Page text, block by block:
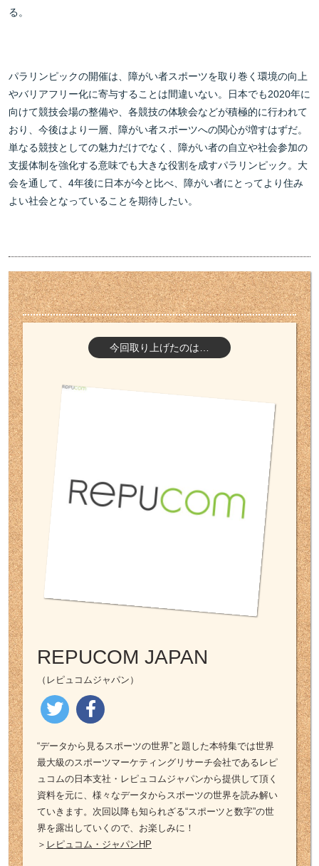
る。
パラリンピックの開催は、障がい者スポーツを取り巻く環境の向上
やバリアフリー化に寄与することは間違いない。日本でも2020年に
向けて競技会場の整備や、各競技の体験会などが積極的に行われて
おり、今後はより一層、障がい者スポーツへの関心が増すはずだ。
単なる競技としての魅力だけでなく、障がい者の自立や社会参加の
支援体制を強化する意味でも大きな役割を成すパラリンピック。大
会を通して、4年後に日本が今と比べ、障がい者にとってより住み
よい社会となっていることを期待したい。
今回取り上げたのは…
REPUCOM JAPAN
（レピュコムジャパン）
“データから見るスポーツの世界”と題した本特集では世界
最大級のスポーツマーケティングリサーチ会社であるレピ
ュコムの日本支社・レピュコムジャパンから提供して頂く
資料を元に、様々なデータからスポーツの世界を読み解い
ていきます。次回以降も知られざる“スポーツと数字”の世
界を露出していくので、お楽しみに！
＞ レピュコム・ジャパンHP